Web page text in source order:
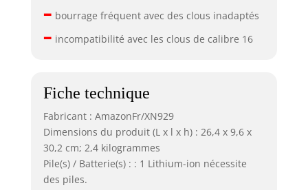
– bourrage fréquent avec des clous inadaptés
– incompatibilité avec les clous de calibre 16
Fiche technique
Fabricant : AmazonFr/XN929
Dimensions du produit (L x l x h) : 26,4 x 9,6 x
30,2 cm; 2,4 kilogrammes
Pile(s) / Batterie(s) : : 1 Lithium-ion nécessite
des piles.